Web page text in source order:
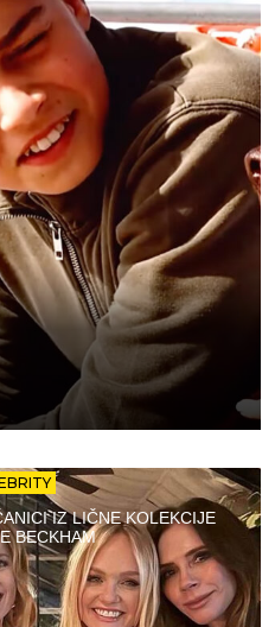
IZ LIČNE KOLEKCIJE
BECKHAM